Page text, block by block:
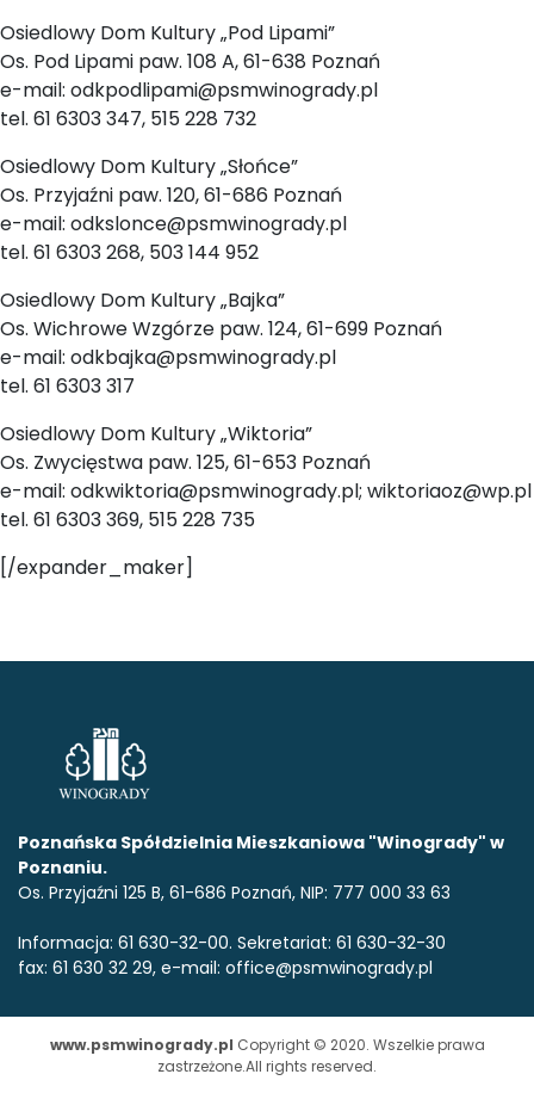
Osiedlowy Dom Kultury „Pod Lipami”
Os. Pod Lipami paw. 108 A, 61-638 Poznań
e-mail: odkpodlipami@psmwinogrady.pl
tel. 61 6303 347, 515 228 732
Osiedlowy Dom Kultury „Słońce”
Os. Przyjaźni paw. 120, 61-686 Poznań
e-mail: odkslonce@psmwinogrady.pl
tel. 61 6303 268, 503 144 952
Osiedlowy Dom Kultury „Bajka”
Os. Wichrowe Wzgórze paw. 124, 61-699 Poznań
e-mail: odkbajka@psmwinogrady.pl
tel. 61 6303 317
Osiedlowy Dom Kultury „Wiktoria”
Os. Zwycięstwa paw. 125, 61-653 Poznań
e-mail: odkwiktoria@psmwinogrady.pl; wiktoriaoz@wp.pl
tel. 61 6303 369, 515 228 735
[/expander_maker]
Poznańska Spółdzielnia Mieszkaniowa "Winogrady" w
Poznaniu.
Os. Przyjaźni 125 B, 61-686 Poznań, NIP: 777 000 33 63
Informacja: 61 630-32-00. Sekretariat: 61 630-32-30
fax: 61 630 32 29, e-mail: office@psmwinogrady.pl
www.psmwinogrady.pl Copyright © 2020. Wszelkie prawa
zastrzeżone.All rights reserved.